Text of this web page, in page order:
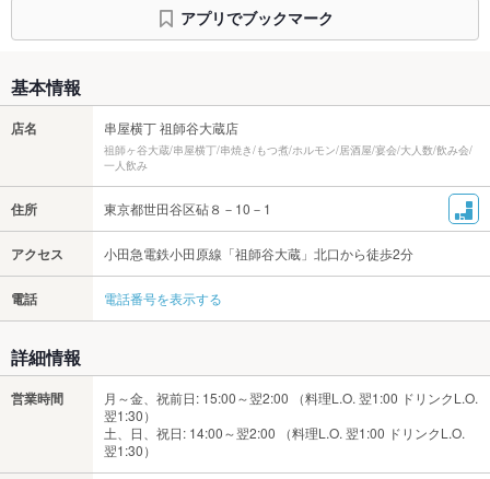
アプリでブックマーク
基本情報
店名 串屋横丁 祖師谷大蔵店
祖師ヶ谷大蔵/串屋横丁/串焼き/もつ煮/ホルモン/居酒屋/宴会/大人数/飲み会/
一人飲み
住所 東京都世田谷区砧８－10－1
アクセス 小田急電鉄小田原線「祖師谷大蔵」北口から徒歩2分
電話 電話番号を表示する
詳細情報
営業時間
月～金、祝前日: 15:00～翌2:00 （料理L.O. 翌1:00 ドリンクL.O.
翌1:30）
土、日、祝日: 14:00～翌2:00 （料理L.O. 翌1:00 ドリンクL.O.
翌1:30）